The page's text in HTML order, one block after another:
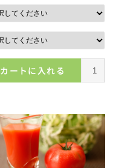
カートに入れる